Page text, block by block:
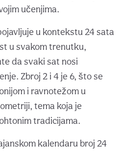
učenjima.
u kontekstu 24 sata
u svakom trenutku,
da svaki sat nosi
Zbroj 2 i 4 je 6, što se
i ravnotežom u
tema koja je
tradicijama.
kalendaru broj 24